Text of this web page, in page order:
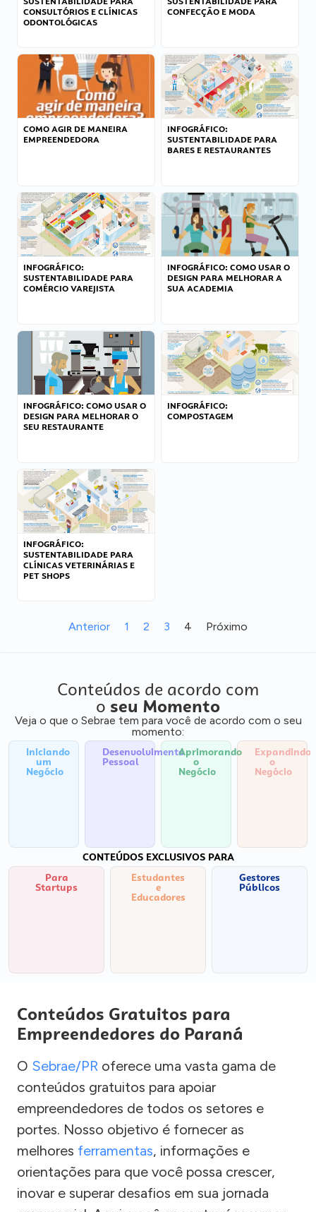
CONSULTÓRIOS E CLÍNICAS
ODONTOLÓGICAS
CONFECÇÃO E MODA
COMO AGIR DE MANEIRA
EMPREENDEDORA
INFOGRÁFICO:
SUSTENTABILIDADE PARA
BARES E RESTAURANTES
INFOGRÁFICO:
SUSTENTABILIDADE PARA
COMÉRCIO VAREJISTA
INFOGRÁFICO: COMO USAR O
DESIGN PARA MELHORAR A
SUA ACADEMIA
INFOGRÁFICO: COMO USAR O
DESIGN PARA MELHORAR O
SEU RESTAURANTE
INFOGRÁFICO:
COMPOSTAGEM
INFOGRÁFICO:
SUSTENTABILIDADE PARA
CLÍNICAS VETERINÁRIAS E
PET SHOPS
Anterior 1 2 3 4 Próximo
Conteúdos de acordo com
o seu Momento
Veja o que o Sebrae tem para você de acordo com o seu
momento:
Iniciando
um
Negócio
Desenvolvimento
Pessoal
Aprimorando
o
Negócio
Expandindo
o
Negócio
CONTEÚDOS EXCLUSIVOS PARA
Para
Startups
Estudantes
e
Educadores
Gestores
Públicos
Conteúdos Gratuitos para
Empreendedores do Paraná
O Sebrae/PR oferece uma vasta gama de
conteúdos gratuitos para apoiar
empreendedores de todos os setores e
portes. Nosso objetivo é fornecer as
melhores ferramentas, informações e
orientações para que você possa crescer,
inovar e superar desafios em sua jornada